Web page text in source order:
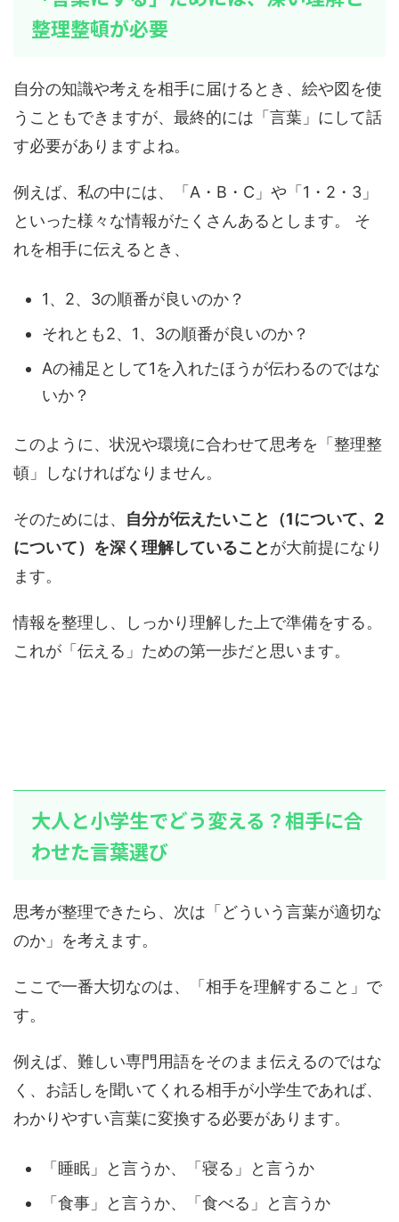
整理整頓が必要
自分の知識や考えを相手に届けるとき、絵や図を使
うこともできますが、最終的には「言葉」にして話
す必要がありますよね。
例えば、私の中には、「A・B・C」や「1・2・3」
といった様々な情報がたくさんあるとします。 そ
れを相手に伝えるとき、
1、2、3の順番が良いのか？
それとも2、1、3の順番が良いのか？
Aの補足として1を入れたほうが伝わるのではな
いか？
このように、状況や環境に合わせて思考を「整理整
頓」しなければなりません。
そのためには、 自分が伝えたいこと（1について、2
について）を深く理解していることが大前提になり
ます。
情報を整理し、しっかり理解した上で準備をする。
これが「伝える」ための第一歩だと思います。
大人と小学生でどう変える？相手に合
わせた言葉選び
思考が整理できたら、次は「どういう言葉が適切な
のか」を考えます。
ここで一番大切なのは、「相手を理解すること」で
す。
例えば、難しい専門用語をそのまま伝えるのではな
く、お話しを聞いてくれる相手が小学生であれば、
わかりやすい言葉に変換する必要があります。
「睡眠」と言うか、「寝る」と言うか
「食事」と言うか、「食べる」と言うか